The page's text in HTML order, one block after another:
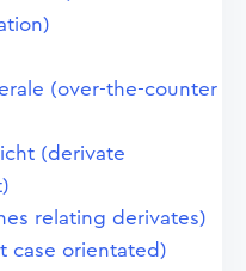
(over-the-counter
(derivate
relating derivates)
case orientated)